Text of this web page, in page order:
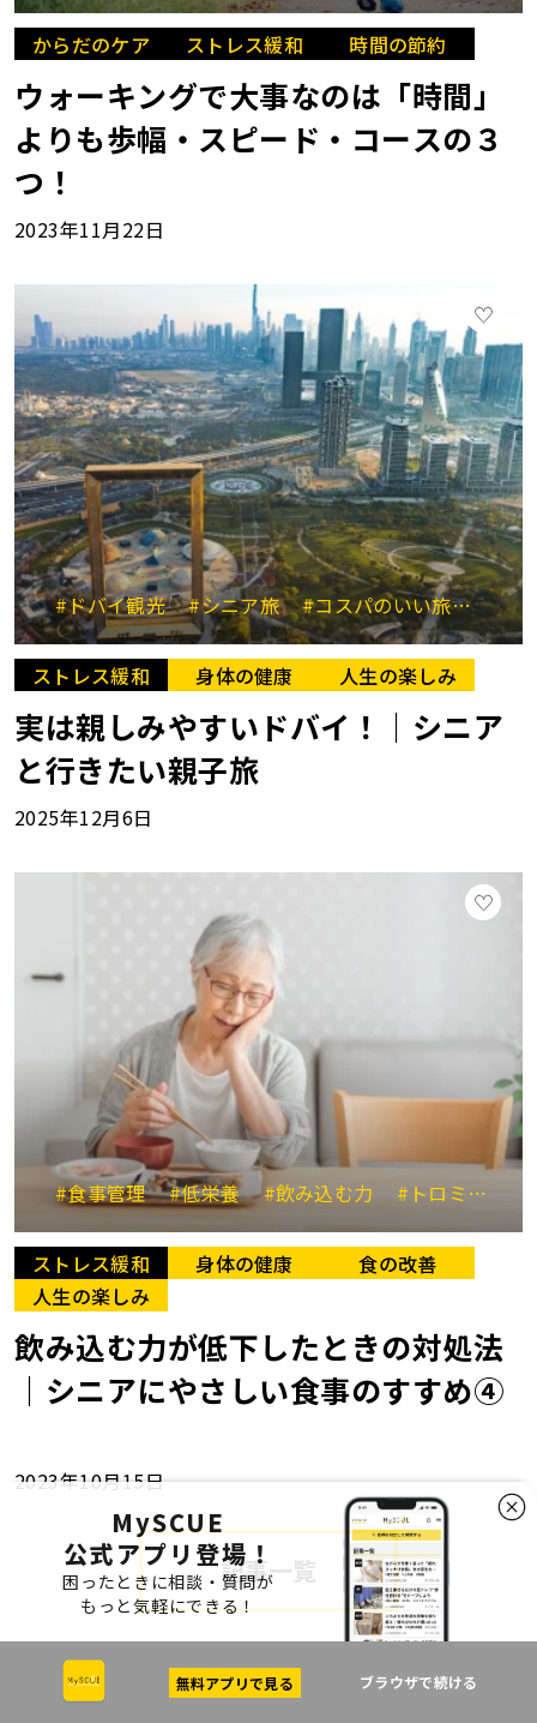
からだのケア ストレス緩和 時間の節約
ウォーキングで大事なのは「時間」
よりも歩幅・スピード・コースの３
つ！
2023年11月22日
#ドバイ観光 #シニア旅 #コスパのいい旅 #親
ストレス緩和 身体の健康 人生の楽しみ
実は親しみやすいドバイ！｜シニア
と行きたい親子旅
2025年12月6日
#食事管理 #低栄養 #飲み込む力 #トロミ食
ストレス緩和 身体の健康
食の改善
人生の楽しみ
飲み込む力が低下したときの対処法
｜シニアにやさしい食事のすすめ④
2023年10月15日
記事一覧
前の記事
MySCUE
公式アプリ登場！
困ったときに相談・質問が
もっと気軽にできる！
無料アプリで見る ブラウザで続ける